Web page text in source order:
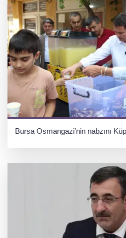
Bursa Osmangazi’nin nabzını